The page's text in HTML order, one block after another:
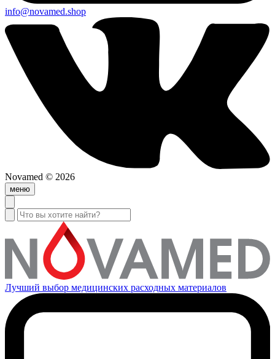
info@novamed.shop
Novamed © 2026
меню
Лучший выбор медицинских расходных материалов